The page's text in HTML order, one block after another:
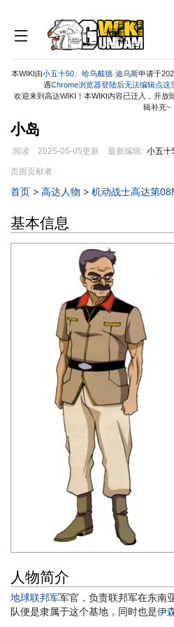
本WIKI由小五十50、 哈乌戴德·迪乌斯申请于
遇Chrome浏览器登陆后无法编辑点这
欢迎来到高达WIKI！本WIKI内容已迁入，开放
辑补充~
小岛
阅读 2025-05-05更新 最新编辑: 小五十
跳
导
跳
搜
页面贡献者 :
首页 > 高达人物 > 机动战士高达第
基本信息
人物简介
地球联邦军军官，负责联邦军在东南
队便是隶属于这个基地，同时也是伊